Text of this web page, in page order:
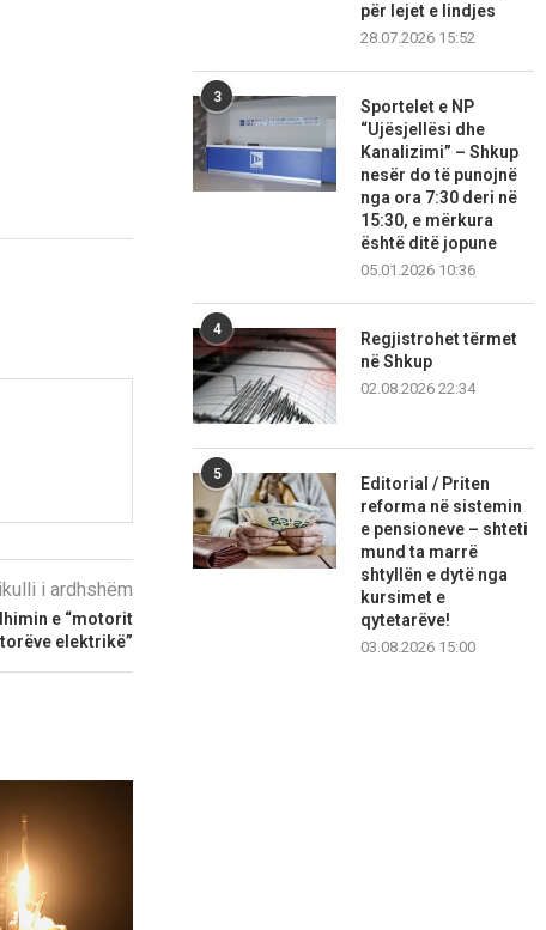
i ardhshëm
e “motorit
elektrikë”
për lejet e lindjes
28.07.2026 15:52
3
Sportelet e NP
“Ujësjellësi dhe
Kanalizimi” – Shkup
nesër do të punojnë
nga ora 7:30 deri në
15:30, e mërkura
është ditë jopune
05.01.2026 10:36
4
Regjistrohet tërmet
në Shkup
02.08.2026 22:34
5
Editorial / Priten
reforma në sistemin
e pensioneve – shteti
mund ta marrë
shtyllën e dytë nga
kursimet e
qytetarëve!
03.08.2026 15:00